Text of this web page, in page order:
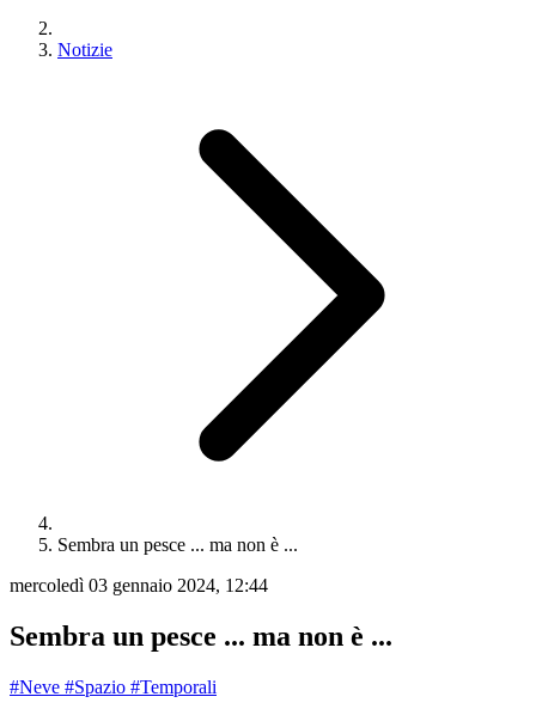
Notizie
Sembra un pesce ... ma non è ...
mercoledì 03 gennaio 2024, 12:44
Sembra un pesce ... ma non è ...
#Neve #Spazio #Temporali